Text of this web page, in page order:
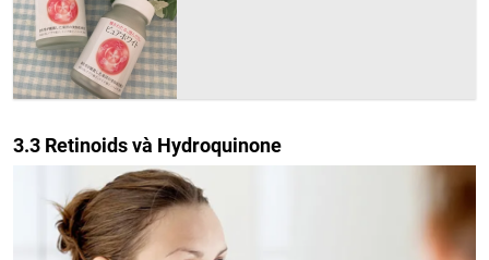
3.3 Retinoids và Hydroquinone